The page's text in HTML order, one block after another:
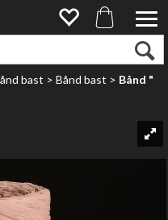
bast>Bånd bast>Bånd "